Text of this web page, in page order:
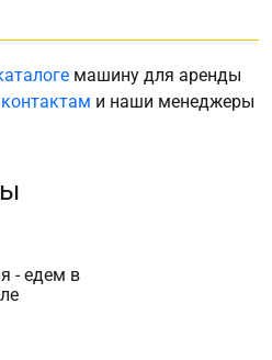
машину для аренды
контактам и наши менеджеры
- едем в